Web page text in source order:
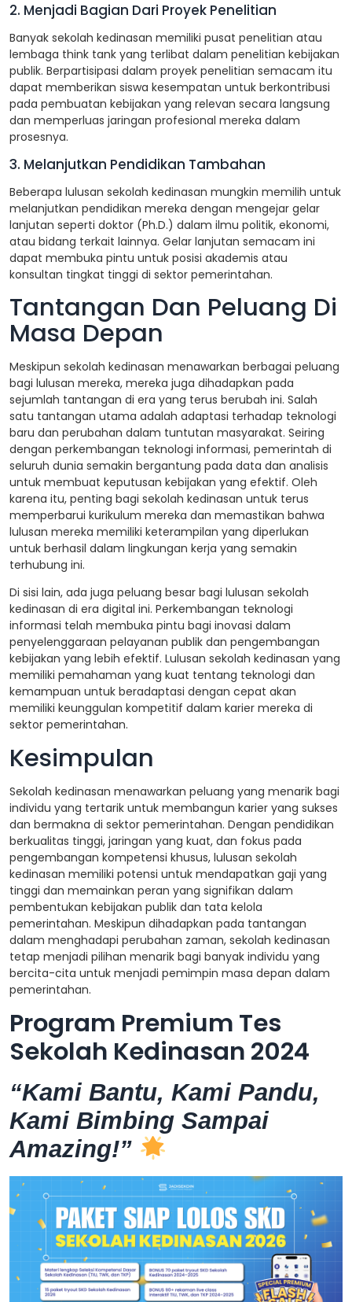
2. Menjadi Bagian Dari Proyek Penelitian
Banyak sekolah kedinasan memiliki pusat penelitian atau
lembaga think tank yang terlibat dalam penelitian kebijakan
publik. Berpartisipasi dalam proyek penelitian semacam itu
dapat memberikan siswa kesempatan untuk berkontribusi
pada pembuatan kebijakan yang relevan secara langsung
dan memperluas jaringan profesional mereka dalam
prosesnya.
3. Melanjutkan Pendidikan Tambahan
Beberapa lulusan sekolah kedinasan mungkin memilih untuk
melanjutkan pendidikan mereka dengan mengejar gelar
lanjutan seperti doktor (Ph.D.) dalam ilmu politik, ekonomi,
atau bidang terkait lainnya. Gelar lanjutan semacam ini
dapat membuka pintu untuk posisi akademis atau
konsultan tingkat tinggi di sektor pemerintahan.
Tantangan Dan Peluang Di
Masa Depan
Meskipun sekolah kedinasan menawarkan berbagai peluang
bagi lulusan mereka, mereka juga dihadapkan pada
sejumlah tantangan di era yang terus berubah ini. Salah
satu tantangan utama adalah adaptasi terhadap teknologi
baru dan perubahan dalam tuntutan masyarakat. Seiring
dengan perkembangan teknologi informasi, pemerintah di
seluruh dunia semakin bergantung pada data dan analisis
untuk membuat keputusan kebijakan yang efektif. Oleh
karena itu, penting bagi sekolah kedinasan untuk terus
memperbarui kurikulum mereka dan memastikan bahwa
lulusan mereka memiliki keterampilan yang diperlukan
untuk berhasil dalam lingkungan kerja yang semakin
terhubung ini.
Di sisi lain, ada juga peluang besar bagi lulusan sekolah
kedinasan di era digital ini. Perkembangan teknologi
informasi telah membuka pintu bagi inovasi dalam
penyelenggaraan pelayanan publik dan pengembangan
kebijakan yang lebih efektif. Lulusan sekolah kedinasan yang
memiliki pemahaman yang kuat tentang teknologi dan
kemampuan untuk beradaptasi dengan cepat akan
memiliki keunggulan kompetitif dalam karier mereka di
sektor pemerintahan.
Kesimpulan
Sekolah kedinasan menawarkan peluang yang menarik bagi
individu yang tertarik untuk membangun karier yang sukses
dan bermakna di sektor pemerintahan. Dengan pendidikan
berkualitas tinggi, jaringan yang kuat, dan fokus pada
pengembangan kompetensi khusus, lulusan sekolah
kedinasan memiliki potensi untuk mendapatkan gaji yang
tinggi dan memainkan peran yang signifikan dalam
pembentukan kebijakan publik dan tata kelola
pemerintahan. Meskipun dihadapkan pada tantangan
dalam menghadapi perubahan zaman, sekolah kedinasan
tetap menjadi pilihan menarik bagi banyak individu yang
bercita-cita untuk menjadi pemimpin masa depan dalam
pemerintahan.
Program Premium Tes
Sekolah Kedinasan 2024
“Kami Bantu, Kami Pandu,
Kami Bimbing Sampai
Amazing!”